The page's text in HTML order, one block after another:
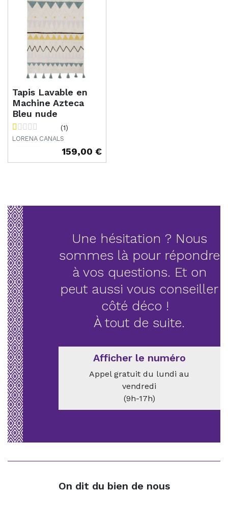
Tapis Lavable en
Machine Azteca
Bleu nude
(1)
LORENA CANALS
159,00 €
Une hésitation ? Nous
sommes là pour répondre
à vos questions. Et on
peut aussi vous conseiller
côté déco !
À tout de suite.
Afficher le numéro
Appel gratuit du lundi au
vendredi
(9h-17h)
On dit du bien de nous